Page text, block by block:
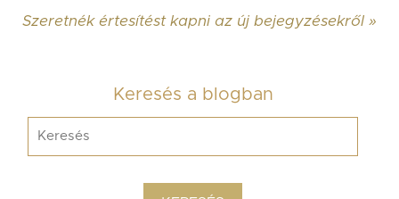
Szeretnék értesítést kapni az új bejegyzésekről »
Keresés a blogban